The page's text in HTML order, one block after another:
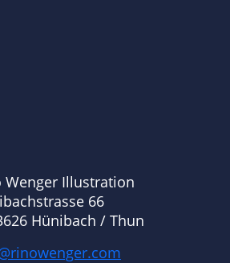
Wenger Illustration
66
Hünibach / Thun